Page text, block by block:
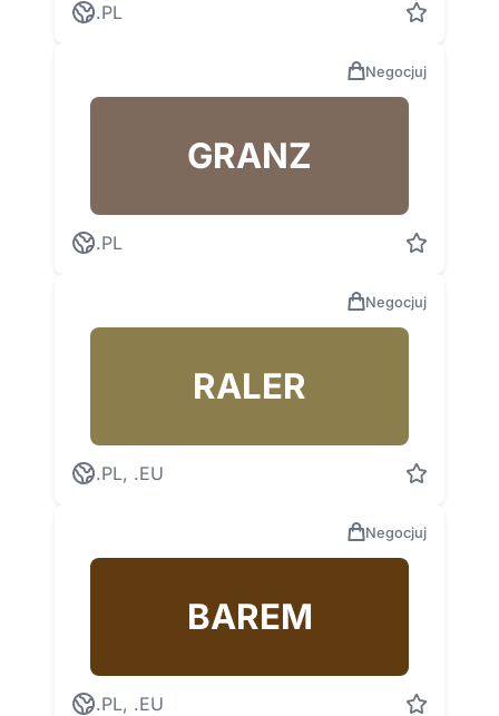
.PL
Negocjuj
GRANZ
.PL
Negocjuj
RALER
.PL, .EU
Negocjuj
BAREM
.PL, .EU